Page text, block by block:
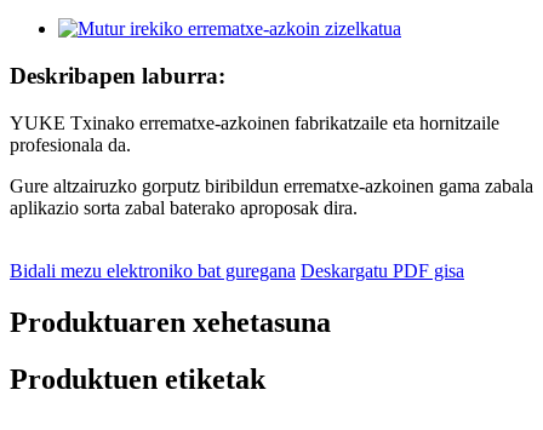
Deskribapen laburra:
YUKE Txinako errematxe-azkoinen fabrikatzaile eta hornitzaile
profesionala da.
Gure altzairuzko gorputz biribildun errematxe-azkoinen gama zabala
aplikazio sorta zabal baterako aproposak dira.
Bidali mezu elektroniko bat guregana Deskargatu PDF gisa
Produktuaren xehetasuna
Produktuen etiketak